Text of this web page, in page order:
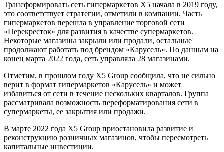
Трансформировать сеть гипермаркетов Х5 начала в 2019 году,
это соответствует стратегии, отметили в компании. Часть
гипермаркетов перешла в управление торговой сети
«Перекресток» для развития в качестве супермаркетов.
Некоторые магазины закрыли или продали, остальные
продолжают работать под брендом «Карусель». По данным на
конец марта 2022 года, сеть управляла 28 магазинами.
Отметим, в прошлом году X5 Group сообщила, что не сильно
верит в формат гипермаркетов «Карусель» и может
избавиться от сети в течение нескольких кварталов. Группа
рассматривала возможность переформатирования сети в
супермаркеты, ее закрытия или продажи.
В марте 2022 года X5 Group приостановила развитие и
реконструкцию розничных магазинов, чтобы пересмотреть
капитальные инвестиции.